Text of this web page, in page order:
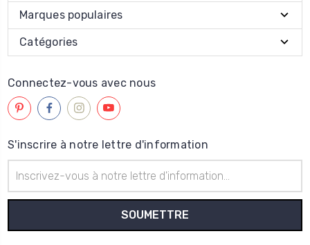
Marques populaires
Catégories
Connectez-vous avec nous
S'inscrire à notre lettre d'information
électronique